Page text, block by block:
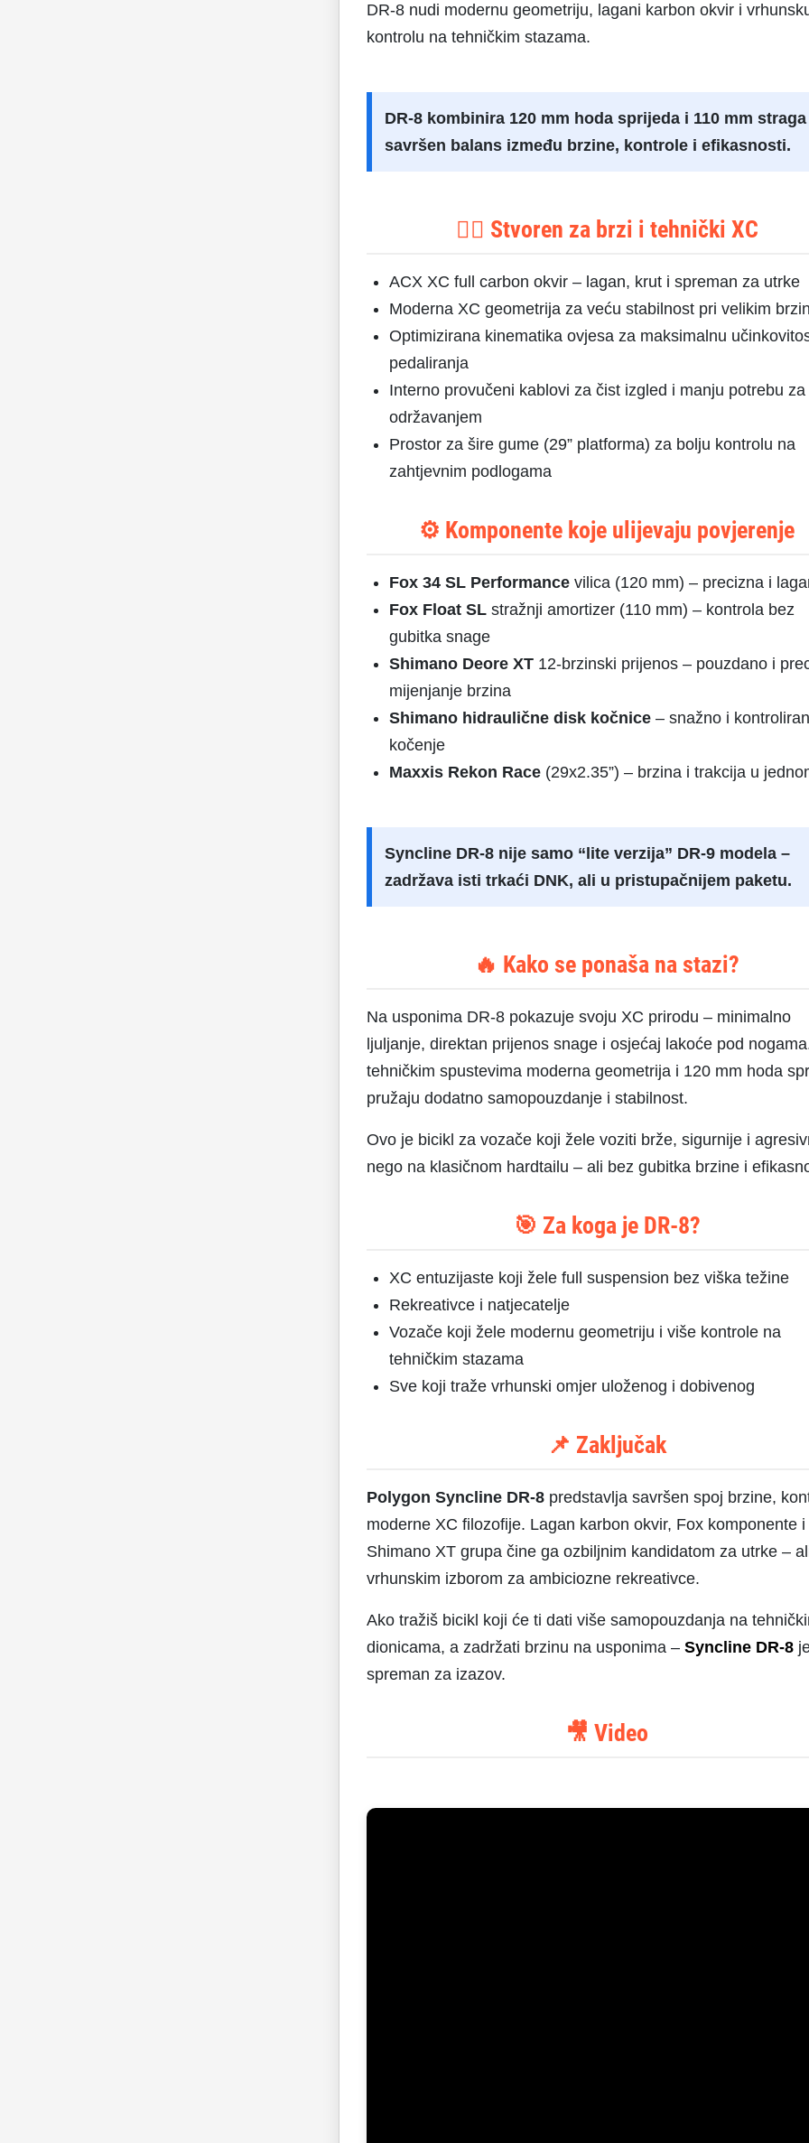
DR-8 nudi modernu geometriju, lagani karbon okvir i
kontrolu na tehničkim stazama.
DR-8 kombinira 120 mm hoda sprijeda i 110 mm straga
savršen balans između brzine, kontrole i efikasnosti.
🚵‍♂️ Stvoren za brzi i tehnički XC
ACX XC full carbon okvir – lagan, krut i spreman za utrke
Moderna XC geometrija za veću stabilnost pri velikim
Optimizirana kinematika ovjesa za maksimalnu
pedaliranja
Interno provučeni kablovi za čist izgled i manju potrebu za
održavanjem
Prostor za šire gume (29” platforma) za bolju kontrolu na
zahtjevnim podlogama
⚙️ Komponente koje ulijevaju povjerenje
Fox 34 SL Performance vilica (120 mm) – precizna i
Fox Float SL stražnji amortizer (110 mm) – kontrola bez
gubitka snage
Shimano Deore XT 12-brzinski prijenos – pouzdano i
mijenjanje brzina
Shimano hidraulične disk kočnice – snažno i
kočenje
Maxxis Rekon Race (29x2.35”) – brzina i trakcija u
Syncline DR-8 nije samo “lite verzija” DR-9 modela –
zadržava isti trkaći DNK, ali u pristupačnijem paketu.
🔥 Kako se ponaša na stazi?
Na usponima DR-8 pokazuje svoju XC prirodu – minimalno
ljuljanje, direktan prijenos snage i osjećaj lakoće pod
tehničkim spustevima moderna geometrija i 120 mm hoda
pružaju dodatno samopouzdanje i stabilnost.
Ovo je bicikl za vozače koji žele voziti brže, sigurnije i
nego na klasičnom hardtailu – ali bez gubitka brzine i
🎯 Za koga je DR-8?
XC entuzijaste koji žele full suspension bez viška težine
Rekreativce i natjecatelje
Vozače koji žele modernu geometriju i više kontrole na
tehničkim stazama
Sve koji traže vrhunski omjer uloženog i dobivenog
📌 Zaključak
Polygon Syncline DR-8 predstavlja savršen spoj brzine,
moderne XC filozofije. Lagan karbon okvir, Fox komponente i
Shimano XT grupa čine ga ozbiljnim kandidatom za utrke –
vrhunskim izborom za ambiciozne rekreativce.
Ako tražiš bicikl koji će ti dati više samopouzdanja na
dionicama, a zadržati brzinu na usponima – Syncline DR-8
spreman za izazov.
🎥 Video